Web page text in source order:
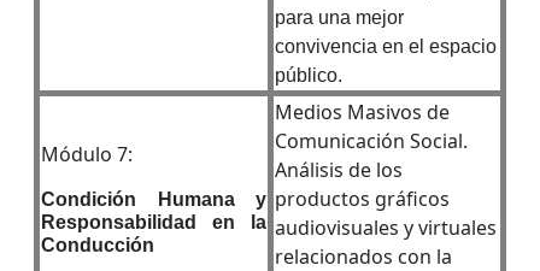
para una mejor
convivencia en el espacio
público.
Módulo 7:
Condición Humana y
Responsabilidad en la
Conducción
Medios Masivos de
Comunicación Social.
Análisis de los
productos gráficos
audiovisuales y virtuales
relacionados con la